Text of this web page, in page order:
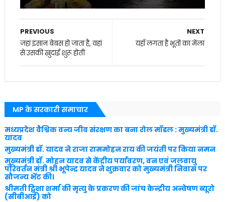
NEXT
यहाँ लगता है भूतों का मेला
PREVIOUS
जहां इंसान बेबस हो जाता है, वहां
से उसकी ख़ुदाई शुरू होती
MP के सरकारी समाचार
मध्यप्रदेश वैश्विक वन्य जीव संरक्षण का बना रोल मॉडल : मुख्यमंत्री डॉ.
यादव
मुख्यमंत्री डॉ. यादव ने राजा राममोहन राय की जयंती पर किया नमन
मुख्यमंत्री डॉ. मोहन यादव से केंद्रीय पर्यावरण, वन एवं जलवायु
परिवर्तन मंत्री श्री भूपेन्द्र यादव ने शुक्रवार को मुख्यमंत्री निवास पर
सौजन्य भेंट की।
श्रीमती ट्विशा शर्मा की मृत्यु के प्रकरण की जांच केन्द्रीय अन्वेषण ब्यूरो
(सीबीआई) को